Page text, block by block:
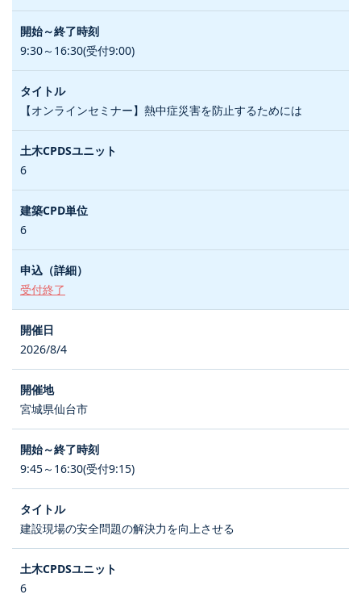
9:30～16:30(受付9:00)
【オンラインセミナー】熱中症災害を防止するためには
6
6
受付終了
2026/8/4
宮城県仙台市
9:45～16:30(受付9:15)
建設現場の安全問題の解決力を向上させる
6